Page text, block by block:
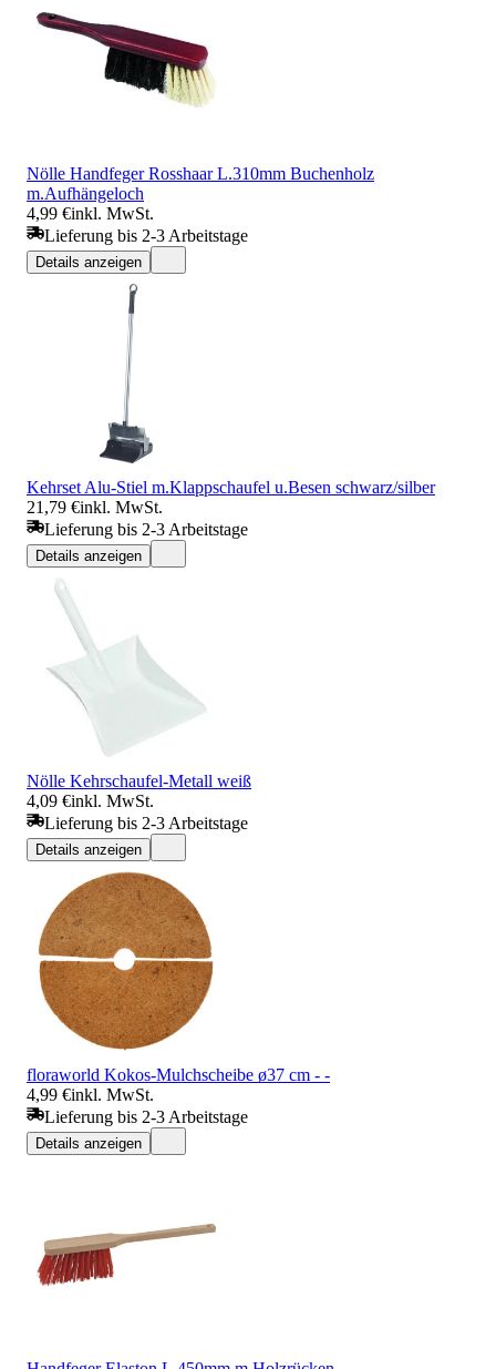
Nölle Handfeger Rosshaar L.310mm Buchenholz
m.Aufhängeloch
4,99 €inkl. MwSt.
Lieferung bis 2-3 Arbeitstage
Details anzeigen
Kehrset Alu-Stiel m.Klappschaufel u.Besen schwarz/silber
21,79 €inkl. MwSt.
Lieferung bis 2-3 Arbeitstage
Details anzeigen
Nölle Kehrschaufel-Metall weiß
4,09 €inkl. MwSt.
Lieferung bis 2-3 Arbeitstage
Details anzeigen
floraworld Kokos-Mulchscheibe ø37 cm - -
4,99 €inkl. MwSt.
Lieferung bis 2-3 Arbeitstage
Details anzeigen